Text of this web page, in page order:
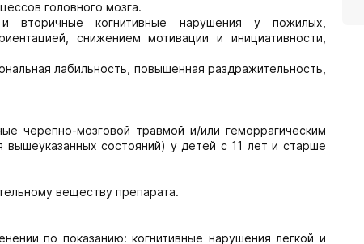
головного мозга.
вторичные когнитивные нарушения у пожилых,
снижением мотивации и инициативности,
лабильность, повышенная раздражительность,
черепно-мозговой травмой и/или геморрагическим
вышеуказанных состояний) у детей с 11 лет и старше
веществу препарата.
по показанию: когнитивные нарушения легкой и